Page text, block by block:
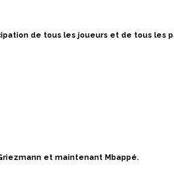
de tous les joueurs et de tous les
et maintenant Mbappé.